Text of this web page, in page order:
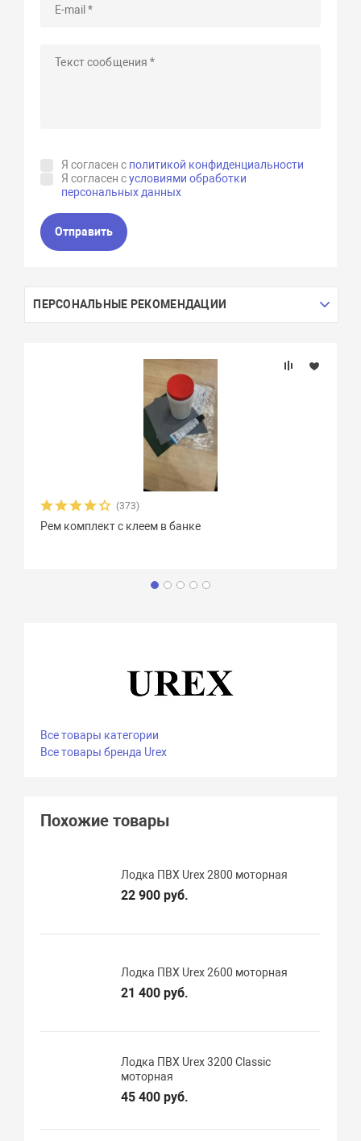
Я согласен с политикой конфиденциальности
Я согласен сусловиями обработки
персональных данных
Отправить
ПЕРСОНАЛЬНЫЕ РЕКОМЕНДАЦИИ
(373)
Рем комплект с клеем в банке
Все товары категории
Все товары бренда Urex
Похожие товары
Лодка ПВХ Urex 2800 моторная
22 900 руб.
Лодка ПВХ Urex 2600 моторная
21 400 руб.
Лодка ПВХ Urex 3200 Classic
моторная
45 400 руб.